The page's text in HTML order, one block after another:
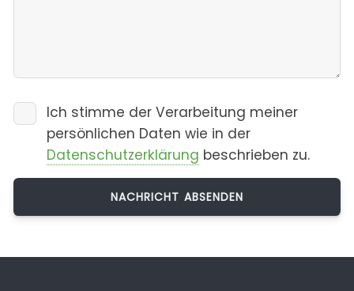
Ich stimme der Verarbeitung meiner
persönlichen Daten wie in der
Datenschutzerklärung beschrieben zu.